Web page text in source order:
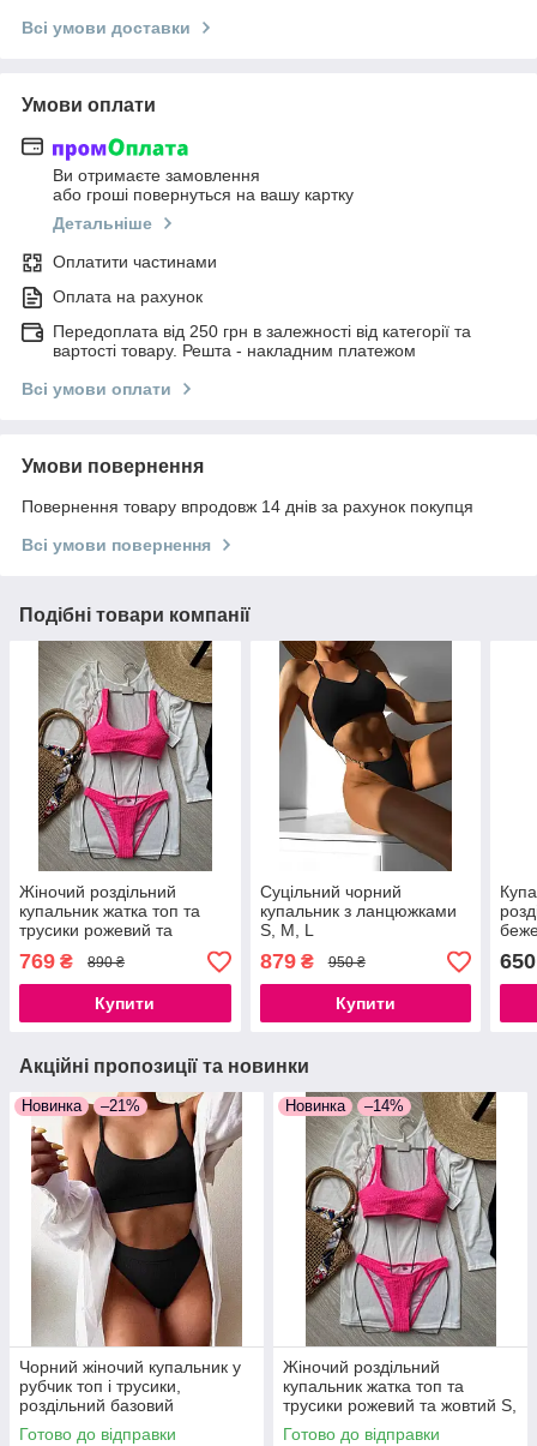
Всі умови доставки
Умови оплати
Ви отримаєте замовлення
або гроші повернуться на вашу картку
Детальніше
Оплатити частинами
Оплата на рахунок
Передоплата від 250 грн в залежності від категорії та
вартості товару. Решта - накладним платежом
Всі умови оплати
Умови повернення
Повернення товару впродовж 14 днів за рахунок покупця
Всі умови повернення
Подібні товари компанії
Жіночий роздільний
купальник жатка топ та
трусики рожевий та
жовтий S, M, L
769 ₴ 890 ₴
Купити
Суцільний чорний
купальник з ланцюжками
S, M, L
879₴ 950 ₴
Купити
650
Акційні пропозиції та новинки
Новинка –21%
Чорний жіночий купальник у
рубчик топ і трусики,
роздільний базовий
купальник S, M
Готово до відправки
Новинка –14%
Жіночий роздільний
купальник жатка топ та
трусики рожевий та жовтий S,
M, L
Готово до відправки